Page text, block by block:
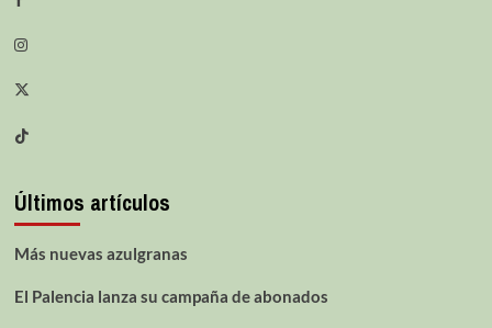
Últimos artículos
Más nuevas azulgranas
El Palencia lanza su campaña de abonados